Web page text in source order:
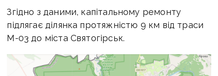
Згідно з даними, капітальному ремонту
підлягає ділянка протяжністю 9 км від траси
М-03 до міста Святогірськ.